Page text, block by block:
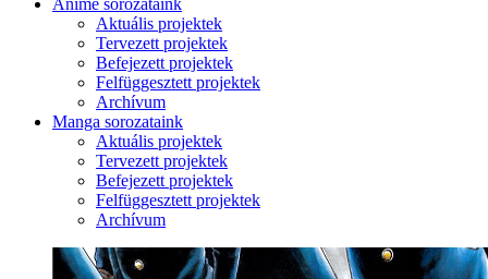
Anime sorozataink
Aktuális projektek
Tervezett projektek
Befejezett projektek
Felfüggesztett projektek
Archívum
Manga sorozataink
Aktuális projektek
Tervezett projektek
Befejezett projektek
Felfüggesztett projektek
Archívum